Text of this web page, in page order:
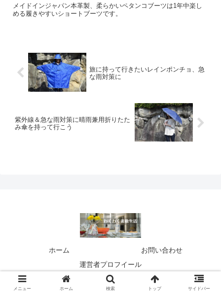
メイドインジャパン本革製、柔らかいペタンコブーツは1年中楽し
める履きやすいショートブーツです。
旅に持って行きたいレインポンチョ、急
な雨対策に
紫外線＆急な雨対策に晴雨兼用折りたた
み傘を持って行こう
ホーム
お問い合わせ
運営者プロフイール
© 2013 わくわく素敵生活 ～素敵に暮らす 素敵に生きる～.
メニュー ホーム 検索 トップ サイドバー